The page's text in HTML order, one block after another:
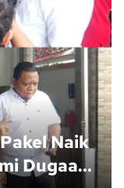
Naik
Dugaan